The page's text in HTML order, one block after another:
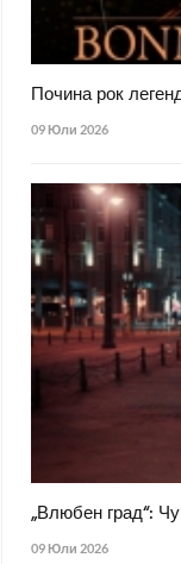
Почина рок
09 Юли 2026
„Влюбен град“:
09 Юли 2026